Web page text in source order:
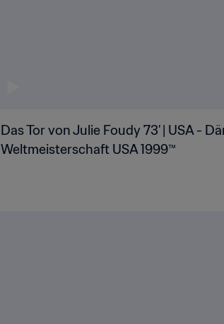
Das Tor von Julie Foudy 73' | USA -
Weltmeisterschaft USA 1999™